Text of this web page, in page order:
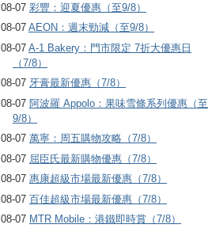
08-07 彩豐：迎夏優惠（至9/8）
08-07 AEON：週末勁減（至9/8）
08-07 A-1 Bakery：門市限定 7折大優惠日
（7/8）
08-07 牙膏最新優惠（7/8）
08-07 阿波羅 Appolo：果味雪條系列優惠（至
9/8）
08-07 萬寧：周五購物攻略（7/8）
08-07 屈臣氏最新購物優惠（7/8）
08-07 惠康超級市場最新優惠（7/8）
08-07 百佳超級市場最新優惠（7/8）
08-07 MTR Mobile：港鐵即時賞（7/8）